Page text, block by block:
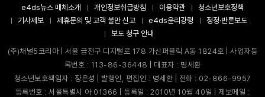
e4ds뉴스 매체소개 개인정보취급방침 이용약관
청소년보호정책
기사제보
제휴문의 및 고객 불만 신고 e4ds윤리강령
정정·반론보도
보도 청구 안내
(주)채널5코리아 | 서울 금천구 디지털로 178 가산퍼블릭 A동 1824호 | 사업자등
록번호 : 113-86-36448 | 대표자 : 명세환
청소년보호책임자 : 장은성 | 발행인, 편집인 : 명세환 | 전화 : 02-866-9957
등록번호 : 서울특별시 아 01366 | 등록일 : 2010년 10월 40일 | 제보메일 :